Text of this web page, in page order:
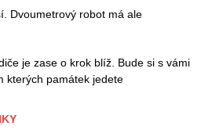
Dvoumetrový robot má ale
je zase o krok blíž. Bude si s vámi
kterých památek jedete